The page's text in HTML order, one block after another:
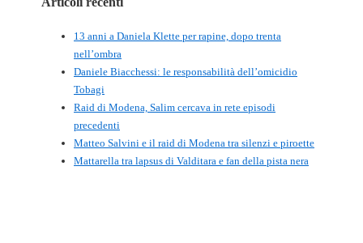
13 anni a Daniela Klette per rapine, dopo trenta
nell’ombra
Daniele Biacchessi: le responsabilità dell’omicidio
Tobagi
Raid di Modena, Salim cercava in rete episodi
precedenti
Matteo Salvini e il raid di Modena tra silenzi e piroette
Mattarella tra lapsus di Valditara e fan della pista nera